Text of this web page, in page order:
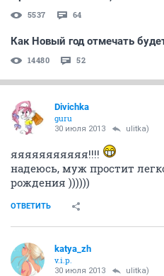
5537 64
Как Новый год отмечать
14480 52
Divichka
guru
30 июля 2013 ulitka)
яяяяяяяяяяя!!!!
надеюсь, муж простит
рождения ))))))
ОТВЕТИТЬ
katya_zh
v.i.p.
30 июля 2013 ulitka)